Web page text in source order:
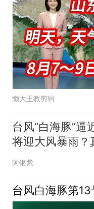
懒大王教剪辑
台风“白海豚”逼
将迎大风暴雨？
阿银紫
台风白海豚第